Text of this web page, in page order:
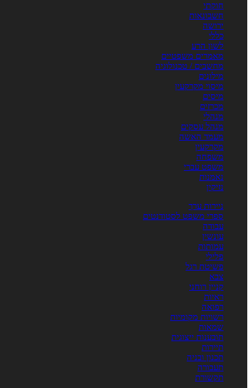
חוקתי
חשבונאות
ירושה
כללי
לשון הרע
מאמרים משפטיים
מחשבים / טכנולוגיה
מילונים
מיסוי מקרקעין
מיסים
מכרזים
מנהלי
מנהל עסקים
מעמד האשה
מקרקעין
משפחה
משפט עברי
נאמנות
נזיקין
ניירות ערך
ספרי משפט לסטודנטים
עבודה
עונשין
עמותות
פלילי
פשיטת רגל
צבא
קניין רוחני
ראיות
רפואה
רשויות מקומיות
שמאות
תובענות ייצוגית
תיירות
תכנון ובניה
תעבורה
תקשורת